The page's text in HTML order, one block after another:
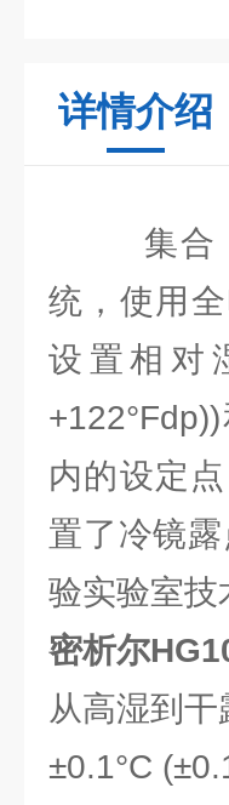
详情介绍
集合
统，使用
设置相对
内的设定
置了冷镜
验实验室技
密析尔
从高湿到
±0.1°C